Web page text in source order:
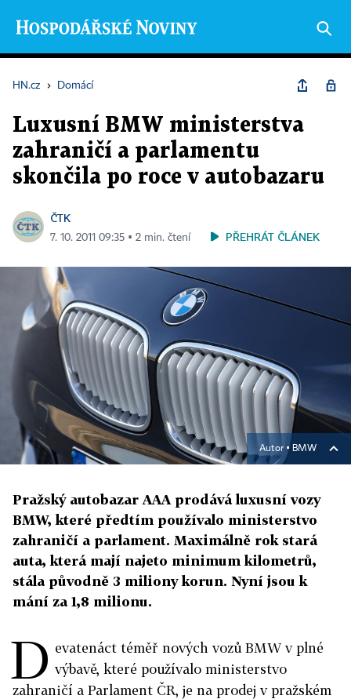
HN.cz › Domácí
Luxusní BMW ministerstva
zahraničí a parlamentu
skončila po roce v autobazaru
ČTK
7. 10. 2011 09:35 ▪ 2 min. čtení PŘEHRÁT ČLÁNEK
Autor ▪ BMW
Pražský autobazar AAA prodává luxusní vozy
BMW, které předtím používalo ministerstvo
zahraničí a parlament. Maximálně rok stará
auta, která mají najeto minimum kilometrů,
stála původně 3 miliony korun. Nyní jsou k
mání za 1,8 milionu.
D evatenáct téměř nových vozů BMW v plné
výbavě, které používalo ministerstvo
zahraničí a Parlament ČR, je na prodej v pražském